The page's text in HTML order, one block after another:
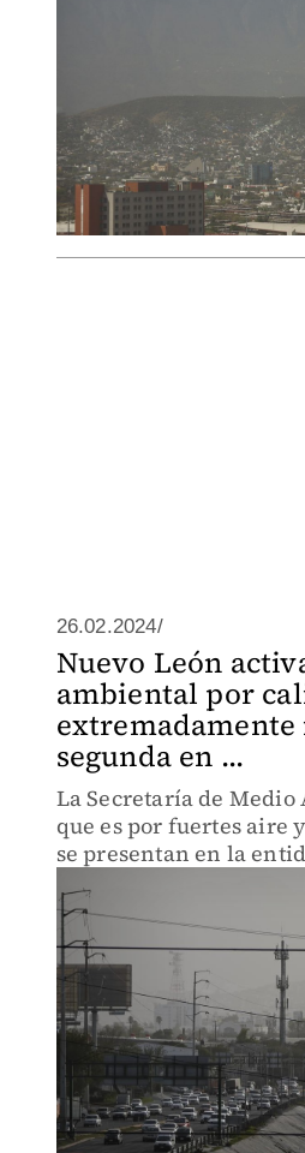
26.02.2024/
Nuevo León
ambiental por
extremadamente
segunda en ...
La Secretaría de
que es por fuertes aire
se presentan en la